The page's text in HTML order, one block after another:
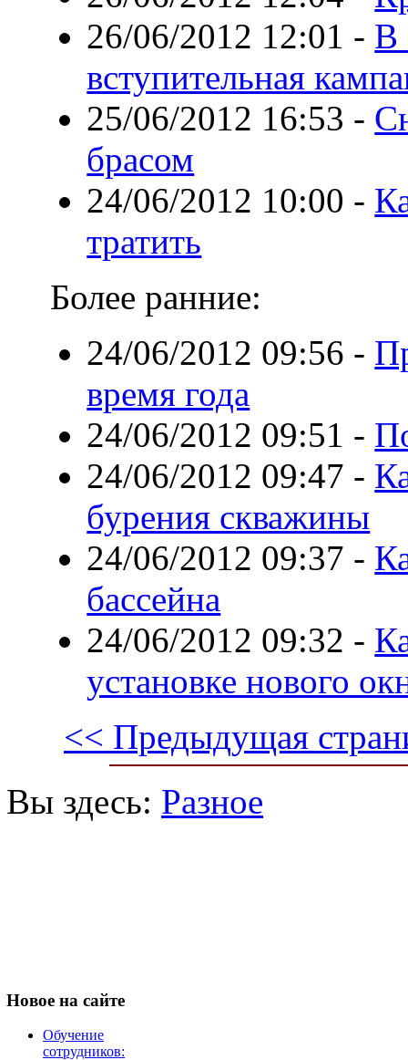
26/06/2012 12:01 - В
вступительная
25/06/2012 16:53 -
брасом
24/06/2012 10:00 -
тратить
Более ранние:
24/06/2012 09:56 -
время года
24/06/2012 09:51 -
24/06/2012 09:47 -
бурения скважины
24/06/2012 09:37 -
бассейна
24/06/2012 09:32 -
установке нового
<< Предыдущая
Вы здесь: Разное
Новое на сайте
Обучение
сотрудников: